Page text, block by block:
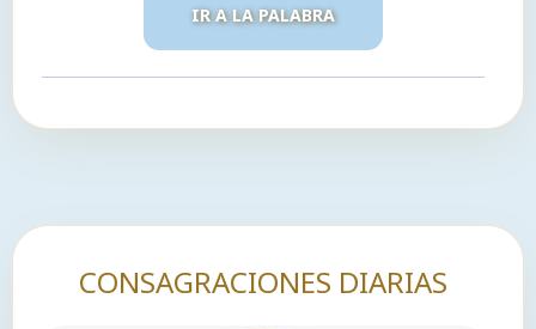
IR A LA PALABRA
CONSAGRACIONES DIARIAS